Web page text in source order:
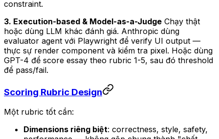
constraint.
3. Execution-based & Model-as-a-Judge Chạy thật
hoặc dùng LLM khác đánh giá. Anthropic dùng
evaluator agent với Playwright để verify UI output —
thực sự render component và kiểm tra pixel. Hoặc dùng
GPT-4 để score essay theo rubric 1-5, sau đó threshold
để pass/fail.
Scoring Rubric Design
Một rubric tốt cần:
Dimensions riêng biệt: correctness, style, safety,